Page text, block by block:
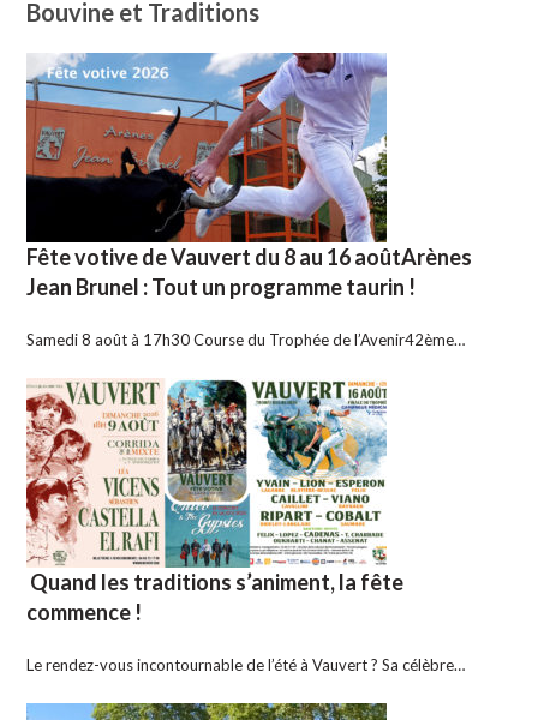
Bouvine et Traditions
Fête votive de Vauvert du 8 au 16 aoûtArènes
Jean Brunel : Tout un programme taurin !
Samedi 8 août à 17h30 Course du Trophée de l’Avenir42ème…
Quand les traditions s’animent, la fête
commence !
Le rendez-vous incontournable de l’été à Vauvert ? Sa célèbre…